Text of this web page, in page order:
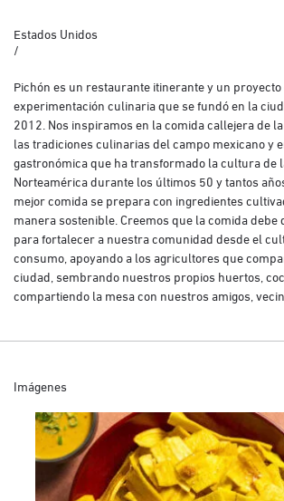
Estados Unidos
/
Pichón es un restaurante itinerante y un
experimentación culinaria que se fundó en la
2012. Nos inspiramos en la comida callejera de
las tradiciones culinarias del campo mexicano y
gastronómica que ha transformado la cultura de
Norteamérica durante los últimos 50 y tantos
mejor comida se prepara con ingredientes
manera sostenible. Creemos que la comida
para fortalecer a nuestra comunidad desde el
consumo, apoyando a los agricultores que
ciudad, sembrando nuestros propios huertos,
compartiendo la mesa con nuestros amigos,
Imágenes